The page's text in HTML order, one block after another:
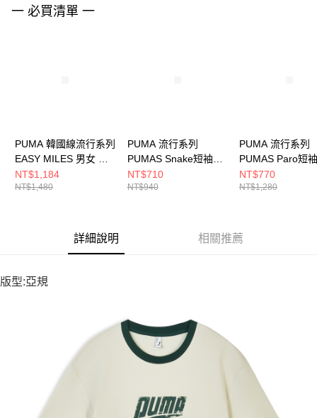
３．未成年的使用者請事先徵得法定代理人或監護人之同意方可使用
「AFTEE先享後付」，若未經同意申辦者引起之損失，本公司不負相關責
一 必買清單 一
PUMA 韓國線流行系列
EASY MILES 男女 短
袖上衣 63629416
NT$1,184
NT$1,480
PUMA 流行系列
PUMAS Snake短袖T
恤(N) 男女 短袖上衣
63125402
NT$710
NT$940
PUMA 流行系列
PUMAS Paro短
(N) 男女 短袖上
63125302
NT$770
NT$1,280
詳細說明 相關推薦
版型:亞規